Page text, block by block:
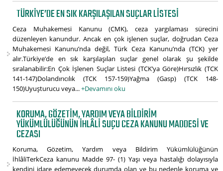
TÜRKIYE’DE EN SIK KARŞILAŞILAN SUÇLAR LISTESI
Ceza Muhakemesi Kanunu (CMK), ceza yargılaması sürecini
düzenleyen kanundur. Ancak en çok işlenen suçlar, doğrudan Ceza
Muhakemesi Kanunu’nda değil, Türk Ceza Kanunu’nda (TCK) yer
alır.Türkiye’de en sık karşılaşılan suçlar genel olarak şu şekilde
sıralanabilir:En Çok İşlenen Suçlar Listesi (TCK’ya Göre)Hırsızlık (TCK
141-147)Dolandırıcılık (TCK 157-159)Yağma (Gasp) (TCK 148-
150)Uyuşturucu veya...+Devamını oku
KORUMA, GÖZETIM, YARDIM VEYA BILDIRIM
YÜKÜMLÜLÜĞÜNÜN İHLÂLI SUÇU CEZA KANUNU MADDESI VE
CEZASI
Koruma, Gözetim, Yardım veya Bildirim Yükümlülüğünün
İhlâliTerkCeza kanunu Madde 97- (1) Yaşı veya hastalığı dolayısıyla
kendini idare edemeyecek durumda olan ve bu nedenle koruma ve